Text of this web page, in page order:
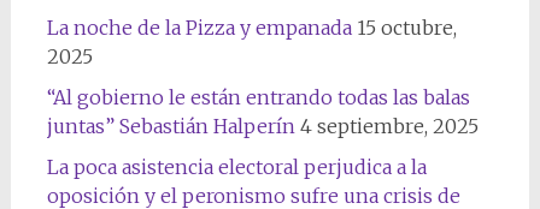
La noche de la Pizza y empanada 15 octubre,
2025
“Al gobierno le están entrando todas las balas
juntas” Sebastián Halperín 4 septiembre, 2025
La poca asistencia electoral perjudica a la
oposición y el peronismo sufre una crisis de